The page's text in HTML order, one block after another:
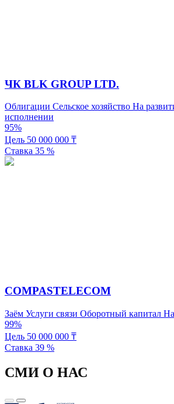
ЧК BLK GROUP LTD.
Облигации Сельское хозяйство На
исполнении
95%
Цель 50 000 000 ₸
Ставка 35 %
COMPASTELECOM
Заём Услуги связи Оборотный капитал
99%
Цель 50 000 000 ₸
Ставка 39 %
СМИ О НАС